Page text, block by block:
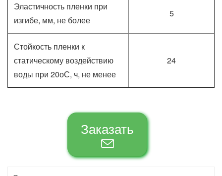
Эластичность пленки при
изгибе, мм, не более
5
Стойкость пленки к
статическому воздействию
воды при 20оС, ч, не менее
24
Заказать